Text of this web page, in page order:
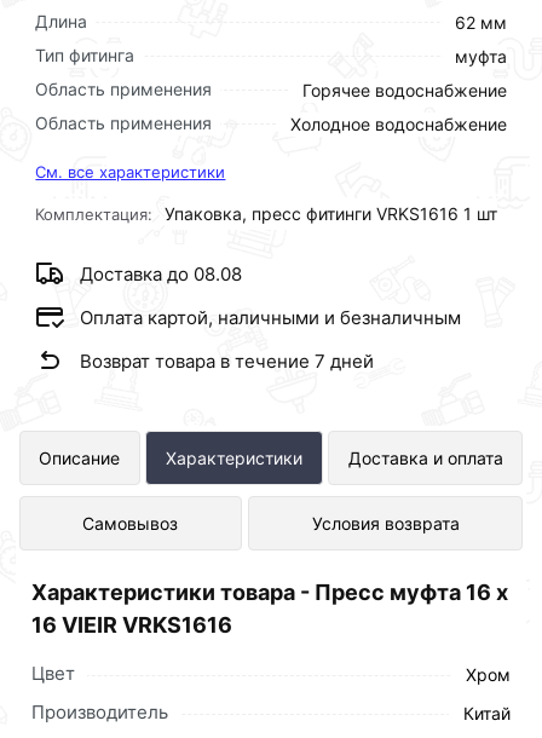
Длина
62 мм
Тип фитинга
муфта
Область применения
Горячее водоснабжение
Область применения
Холодное водоснабжение
См. все характеристики
Комплектация: Упаковка, пресс фитинги VRKS1616 1 шт
Доставка до 08.08
Оплата картой, наличными и безналичным
Возврат товара в течение 7 дней
Описание Характеристики Доставка и оплата
Самовывоз Условия возврата
Пресс муфта 16 х 16 VIEIR VRKS1616
представлен в интернет-магазине
Сантехника по отличной цене за шт
Характеристики товара - Пресс муфта 16 х
16 VIEIR VRKS1616
Цвет Хром
Производитель Китай